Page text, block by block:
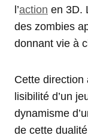
l’action en 3D.
des zombies
donnant vie à
Cette direction
lisibilité d’un
dynamisme
de cette